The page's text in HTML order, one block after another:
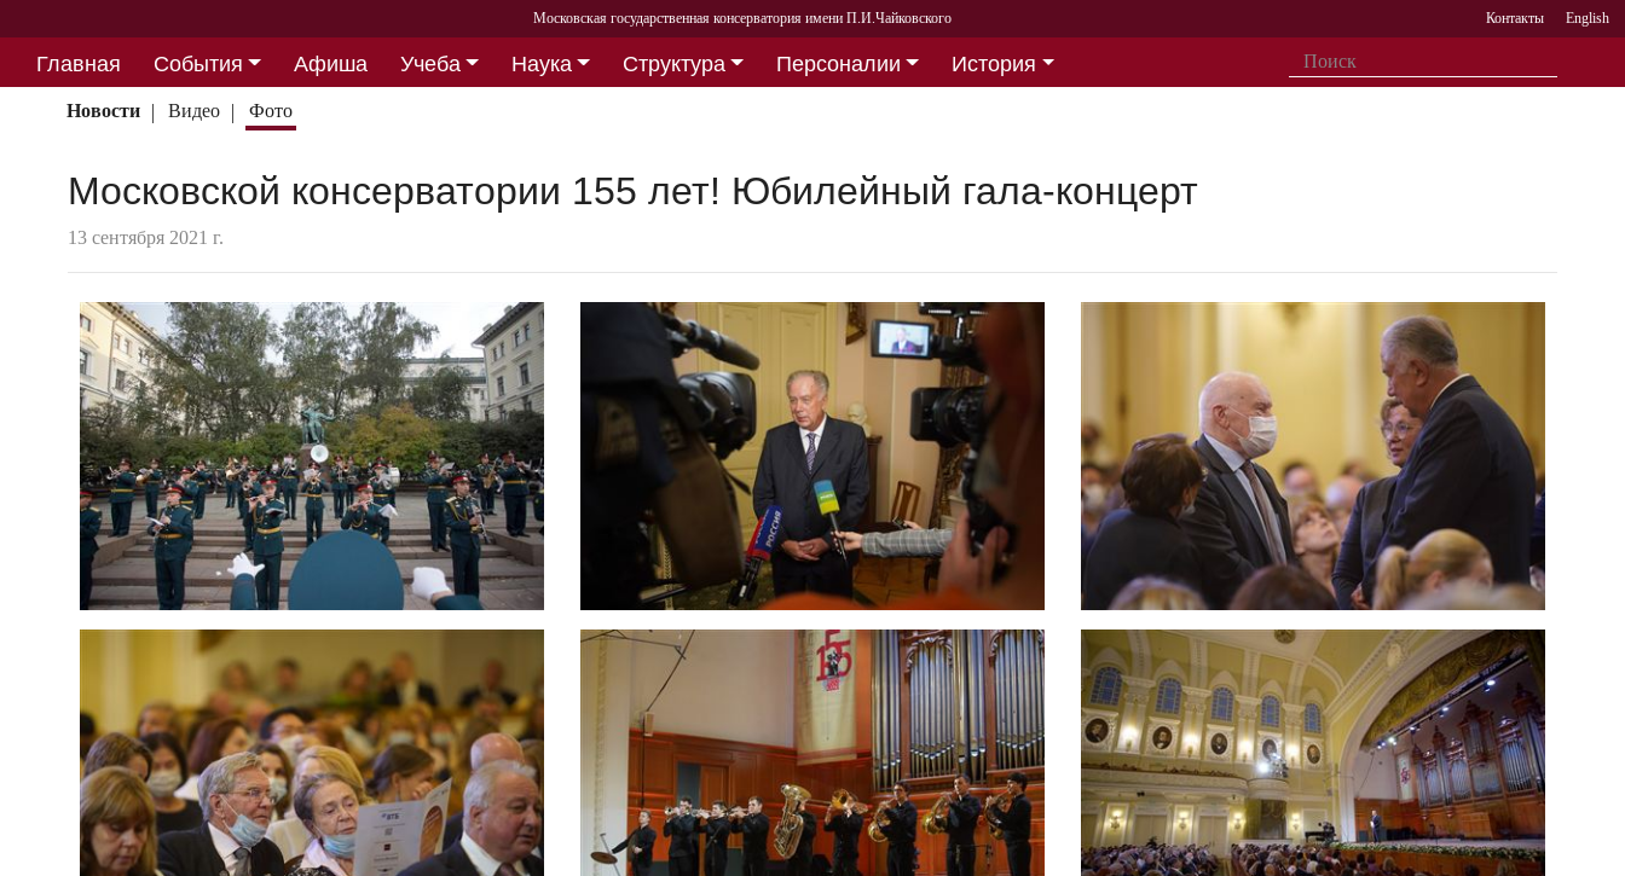
Московская государственная консерватория имени П.И.Чайковского Контакты English
Главная События Афиша Учеба Наука Структура Персоналии
История
Партнерство
Новости Видео Фото
Московской консерватории 155 лет! Юбилейный гала-концерт
13 сентября 2021 г.